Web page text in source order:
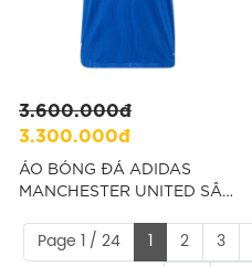
3.600.000đ
3.300.000đ
ÁO BÓNG ĐÁ ADIDAS
MANCHESTER UNITED SÂN
VERSION - XANH
“KA6864”
Page 1 / 24 1 2 3